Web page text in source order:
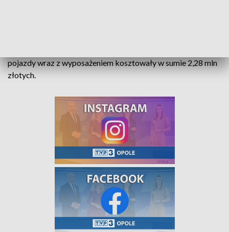
pojazdy wraz z wyposażeniem kosztowały w sumie 2,28 mln
złotych.